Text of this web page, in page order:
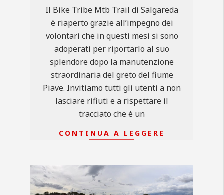
Il Bike Tribe Mtb Trail di Salgareda
è riaperto grazie all’impegno dei
volontari che in questi mesi si sono
adoperati per riportarlo al suo
splendore dopo la manutenzione
straordinaria del greto del fiume
Piave. Invitiamo tutti gli utenti a non
lasciare rifiuti e a rispettare il
tracciato che è un
CONTINUA A LEGGERE